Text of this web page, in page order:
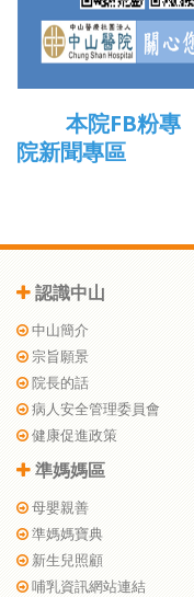
本院FB粉專
院新聞專區
認識中山
中山簡介
宗旨願景
院長的話
病人安全管理委員會
健康促進政策
準媽媽區
母嬰親善
準媽媽寶典
新生兒照顧
哺乳資訊網站連結